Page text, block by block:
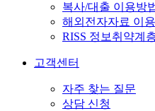
복사/대출 이용방
해외전자자료 이
RISS 정보취약계
고객센터
자주 찾는 질문
상담 신청